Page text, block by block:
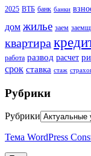
2025 ВТБ банк банки
дом жилье заем
квартира
работа развод расчет
срок ставка стаж
Рубрики
Рубрики
Тема WordPress